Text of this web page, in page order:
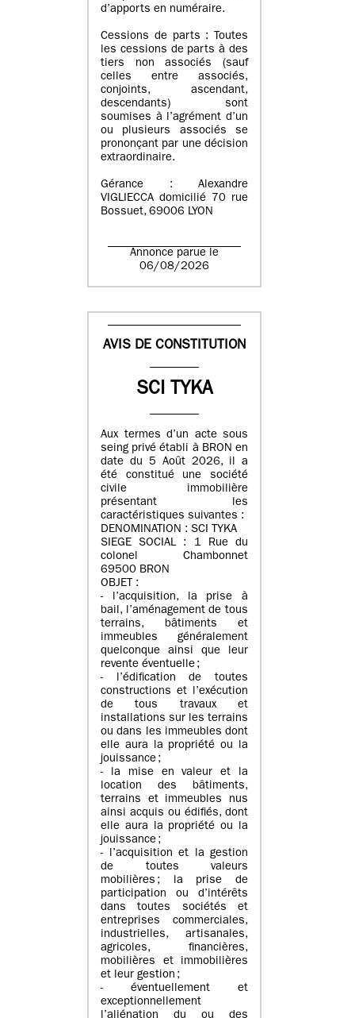
d’apports en numéraire.
Cessions de parts : Toutes
les cessions de parts à des
tiers non associés (sauf
celles entre associés,
conjoints, ascendant,
descendants) sont
soumises à l’agrément d’un
ou plusieurs associés se
prononçant par une décision
extraordinaire.
Gérance : Alexandre
VIGLIECCA domicilié 70 rue
Bossuet, 69006 LYON
Annonce parue le
06/08/2026
AVIS DE CONSTITUTION
SCI TYKA
Aux termes d’un acte sous
seing privé établi à BRON en
date du 5 Août 2026, il a
été constitué une société
civile immobilière
présentant les
caractéristiques suivantes :
DENOMINATION : SCI TYKA
SIEGE SOCIAL : 1 Rue du
colonel Chambonnet
69500 BRON
OBJET :
- l’acquisition, la prise à
bail, l’aménagement de tous
terrains, bâtiments et
immeubles généralement
quelconque ainsi que leur
revente éventuelle ;
- l’édification de toutes
constructions et l’exécution
de tous travaux et
installations sur les terrains
ou dans les immeubles dont
elle aura la propriété ou la
jouissance ;
- la mise en valeur et la
location des bâtiments,
terrains et immeubles nus
ainsi acquis ou édifiés, dont
elle aura la propriété ou la
jouissance ;
- l’acquisition et la gestion
de toutes valeurs
mobilières ; la prise de
participation ou d’intérêts
dans toutes sociétés et
entreprises commerciales,
industrielles, artisanales,
agricoles, financières,
mobilières et immobilières
et leur gestion ;
- éventuellement et
exceptionnellement